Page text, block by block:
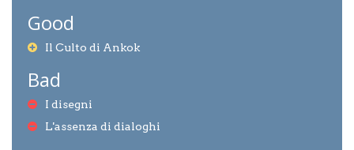
Good
Il Culto di Ankok
Bad
I disegni
L'assenza di dialoghi